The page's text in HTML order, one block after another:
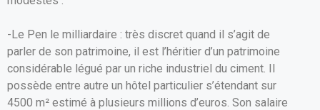
o
k
p
-Le Pen le milliardaire : très discret quand il s’agit de
parler de son patrimoine, il est l’héritier d’un patrimoine
considérable légué par un riche industriel du ciment. Il
possède entre autre un hôtel particulier s’étendant sur
4500 m² estimé à plusieurs millions d’euros. Son salaire